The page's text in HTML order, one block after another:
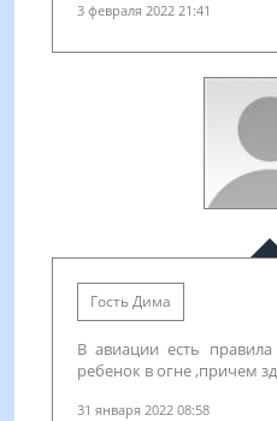
3 февраля 2022 21:41
Гость Дима
В авиации есть
ребенок в огне ,причем
31 января 2022 08:58